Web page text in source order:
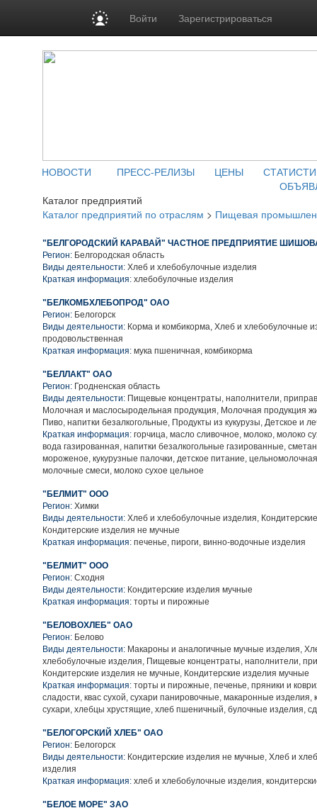
Войти Зарегистрироваться
НОВОСТИ ПРЕСС-РЕЛИЗЫ ЦЕНЫ
Каталог предприятий
Каталог предприятий по отраслям > Пищевая
"БЕЛГОРОДСКИЙ КАРАВАЙ" ЧАСТНОЕ ПРЕДПРИЯТИЕ
Регион: Белгородская область
Виды деятельности: Хлеб и хлебобулочные изделия
Краткая информация: хлебобулочные изделия
"БЕЛКОМБХЛЕБОПРОД" ОАО
Регион: Белогорск
Виды деятельности: Корма и комбикорма, Хлеб и хлебобулочные
продовольственная
Краткая информация: мука пшеничная, комбикорма
"БЕЛЛАКТ" ОАО
Регион: Гродненская область
Виды деятельности: Пищевые концентраты, наполнители,
Молочная и маслосыродельная продукция, Молочная продукция
Пиво, напитки безалкогольные, Продукты из кукурузы, Детское и
Краткая информация: горчица, масло сливочное, молоко, молоко
вода газированная, напитки безалкогольные газированные,
мороженое, кукурузные палочки, детское питание,
молочные смеси, молоко сухое цельное
"БЕЛМИТ" ООО
Регион: Химки
Виды деятельности: Хлеб и хлебобулочные изделия,
Кондитерские изделия не мучные
Краткая информация: печенье, пироги, винно-водочные изделия
"БЕЛМИТ" ООО
Регион: Сходня
Виды деятельности: Кондитерские изделия мучные
Краткая информация: торты и пирожные
"БЕЛОВОХЛЕБ" ОАО
Регион: Белово
Виды деятельности: Макароны и аналогичные мучные изделия,
хлебобулочные изделия, Пищевые концентраты, наполнители,
Кондитерские изделия не мучные, Кондитерские изделия мучные
Краткая информация: торты и пирожные, печенье, пряники и
сладости, квас сухой, сухари панировочные, макаронные изделия,
сухари, хлебцы хрустящие, хлеб пшеничный, булочные изделия,
"БЕЛОГОРСКИЙ ХЛЕБ" ОАО
Регион: Белогорск
Виды деятельности: Кондитерские изделия не мучные, Хлеб и
изделия
Краткая информация: хлеб и хлебобулочные изделия,
"БЕЛОЕ МОРЕ" ЗАО